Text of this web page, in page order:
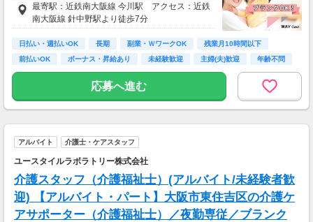
最寄駅：近鉄南大阪線 今川駅 アクセス：近鉄
南大阪線 針中野駅より徒歩7分
日払い・週払いOK 長期 副業・ＷワークOK
残業月10時間以下
前払いOK
ボーナス・昇給あり 未経験歓迎 主婦(夫)歓迎 年齢不問
応募へ進む
アルバイト 介護士・ケアスタッフ
ユースタイルラボラトリー株式会社
介護スタッフ（介護福祉士）(アルバイト/未経験者歓
迎) 【アルバイト・パート】大阪市東住吉区の介護ケ
アサポーター（介護福祉士）／夜勤専従／ブランク